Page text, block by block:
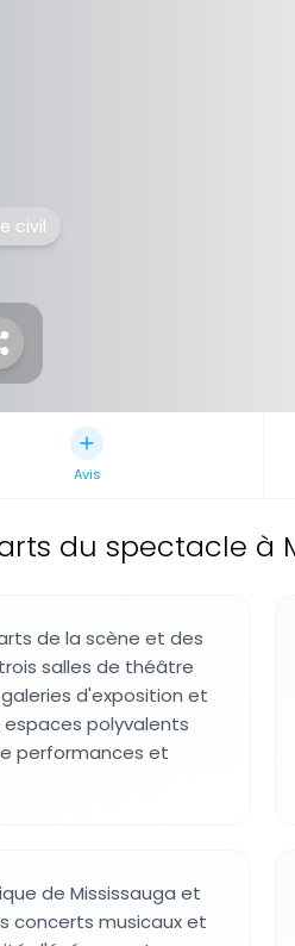
civil
Avis
du spectacle à
de la scène et des
salles de théâtre
d'exposition et
polyvalents
performances et
de Mississauga et
concerts musicaux et